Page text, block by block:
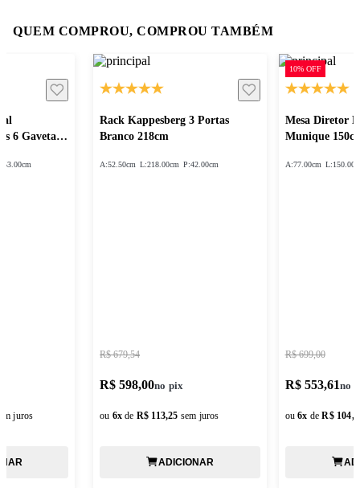
QUEM COMPROU, COMPROU TAMBÉM
Rack Kappesberg 3 Portas
Branco 218cm
A:52.50cm L:218.00cm P:42.00cm
R$ 679,54
R$ 598,00
ou 6x de R$ 113,25 sem juros
ADICIONAR
10% OFF
Mesa Diretor
Munique
A:77.00cm L:
R$ 699,00
R$ 553,61
ou6x de R$
6 Gavetas
53.00cm
juros